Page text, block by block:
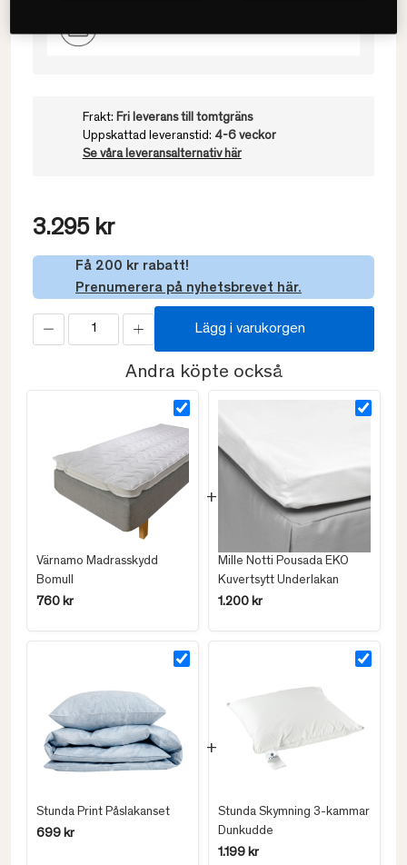
Frakt: Fri leverans till tomtgräns
Uppskattad leveranstid: 4-6 veckor
Se våra leveransalternativ här
3.295 kr
Få 200 kr rabatt!
Prenumerera på nyhetsbrevet här.
Lägg i varukorgen
Andra köpte också
Värnamo Madrasskydd
Bomull
760 kr
Mille Notti Pousada EKO
Kuvertsytt Underlakan
1.200 kr
Stunda Print Påslakanset
699 kr
Stunda Skymning 3-kammar
Dunkudde
1.199 kr